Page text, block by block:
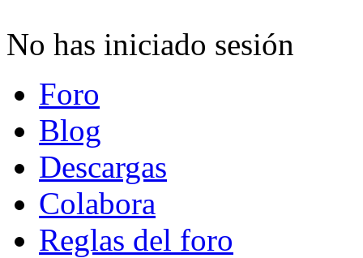
No has iniciado sesión
Foro
Blog
Descargas
Colabora
Reglas del foro